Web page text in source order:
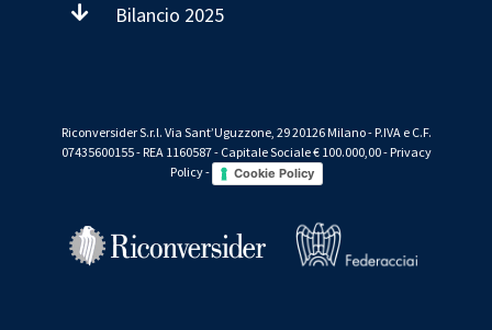
Bilancio 2025
Riconversider S.r.l. Via Sant’Uguzzone, 29 20126 Milano - P.IVA e C.F.
07435600155 - REA 1160587 - Capitale Sociale € 100.000,00 - Privacy
Policy- Cookie Policy